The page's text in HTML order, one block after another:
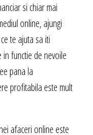
si chiar mai
online, ajungi
te ajuta sa iti
functie de nevoile
pana la
profitabila este mult
afaceri online este